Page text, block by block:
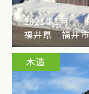
2021年1月
福井県 福井
木造